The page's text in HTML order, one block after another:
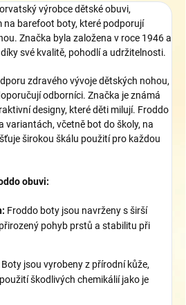
výrobce dětské obuvi,
na barefoot boty, které podporují
Značka byla založena v roce 1946 a
své kvalitě, pohodlí a udržitelnosti.
zdravého vývoje dětských nohou,
odborníci. Značka je známá
designy, které děti milují. Froddo
variantách, včetně bot do školy, na
širokou škálu použití pro každou
obuvi:
Froddo boty jsou navrženy s širší
pohyb prstů a stabilitu při
Boty jsou vyrobeny z přírodní kůže,
škodlivých chemikálií jako je